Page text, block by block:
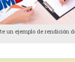
un ejemplo de rendición